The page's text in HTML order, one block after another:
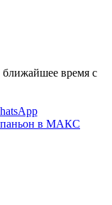
время с